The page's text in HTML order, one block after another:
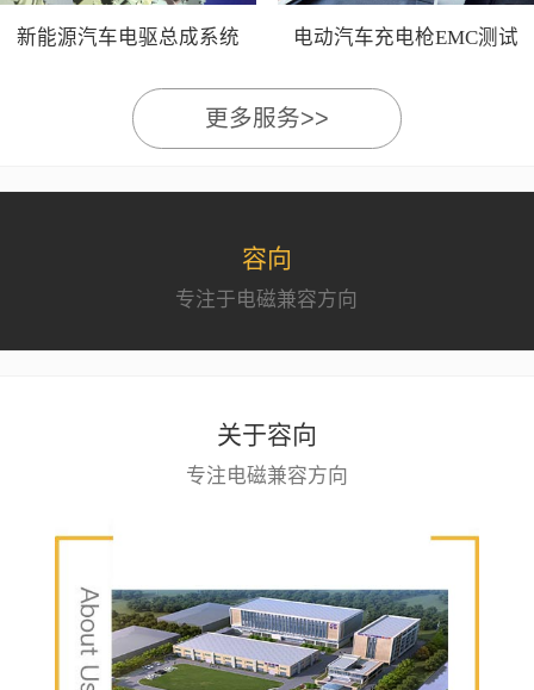
新能源汽车电驱总成系统
电动汽车充电枪EMC测试
更多服务>>
容向
专注于电磁兼容方向
关于容向
专注电磁兼容方向